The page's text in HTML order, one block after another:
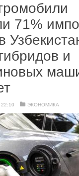
71%
и
ЭКОНОМИКА